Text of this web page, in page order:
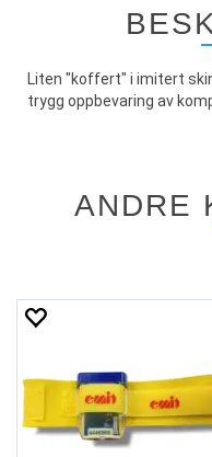
Liten "koffert" i imitert
trygg oppbevaring av
ANDRE